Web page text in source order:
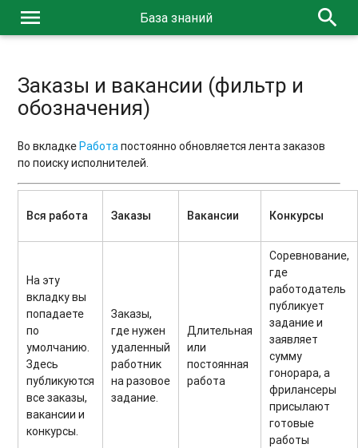
menu База знаний search
Заказы и вакансии (фильтр и
обозначения)
Во вкладкеРаботапостоянно обновляется лента заказов
по поиску исполнителей.
Вся работа Заказы Вакансии Конкурсы
На эту
вкладку вы
попадаете
по
умолчанию.
Здесь
публикуются
все заказы,
вакансии и
конкурсы.
Заказы,
где нужен
удаленный
работник
на разовое
задание.
Длительная
или
постоянная
работа
Соревнование,
где
работодатель
публикует
задание и
заявляет
сумму
гонорара, а
фрилансеры
присылают
готовые
работы